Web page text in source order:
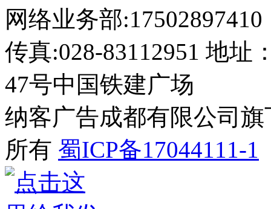
网络业务部
传真:028-83112951 地址
47号中国铁建广场
纳客广告成都有限公司旗
所有 蜀ICP备17044111-1